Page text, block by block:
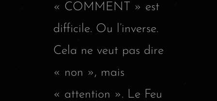
« COMMENT » est
difficile. Ou l’inverse.
Cela ne veut pas dire
« non », mais
« attention ». Le Feu